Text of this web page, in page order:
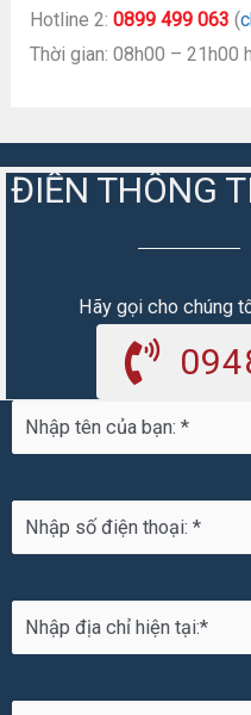
Hotline 2:0899 499 063 (
Thời gian: 08h00 – 21h00
ĐIỀN THÔNG
Hãy gọi cho chúng